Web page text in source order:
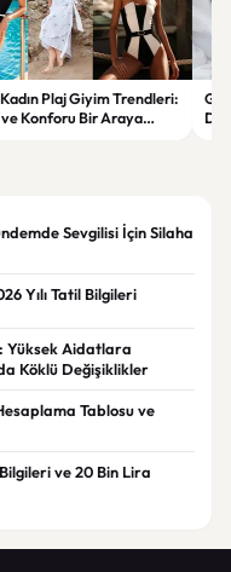
Plaj Giyim Trendleri:
ve Konforu Bir Araya
Sevgilisi İçin Silaha
Yılı Tatil Bilgileri
Yüksek Aidatlara
Köklü Değişiklikler
Tablosu ve
ve 20 Bin Lira